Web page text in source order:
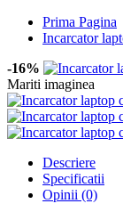
Prima Pagina
Incarcator
-16%
Mariti imaginea
Descriere
Specificatii
Opinii (0)